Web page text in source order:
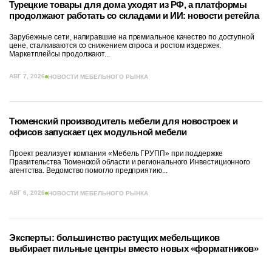
Турецкие товары для дома уходят из РФ, а платформы
продолжают работать со складами и ИИ: новости ретейла
Зарубежные сети, напиравшие на премиальное качество по доступной
цене, сталкиваются со снижением спроса и ростом издержек.
Маркетплейсы продолжают...
АВГ 7, 2026 НОВОСТИ МЕБЕЛЬНОГО РЫНКА
Тюменский производитель мебели для новостроек и
офисов запускает цех модульной мебели
Проект реализует компания «Мебель ГРУПП» при поддержке
Правительства Тюменской области и регионального Инвестиционного
агентства. Ведомство помогло предприятию...
АВГ 6, 2026 НОВОСТИ МЕБЕЛЬНОГО РЫНКА
Эксперты: большинство растущих мебельщиков
выбирает пильные центры вместо новых «форматников»